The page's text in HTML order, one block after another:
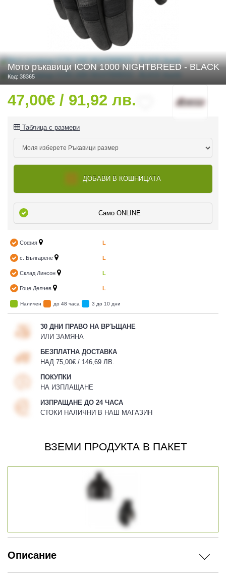
Мото ръкавици ICON 1000 NIGHTBREED - BLACK
Код: 38365
47,00€ / 91,92 лв.
Таблица с размери
ДОБАВИ В КОШНИЦАТА
Само ONLINE
София L
с. Българене L
Склад Линсон L
Гоце Делчев L
Наличен до 48 часа 3 до 10 дни
30 ДНИ ПРАВО НА ВРЪЩАНЕ
ИЛИ ЗАМЯНА
БЕЗПЛАТНА ДОСТАВКА
НАД 75,00€ / 146,69 ЛВ.
ПОКУПКИ
НА ИЗПЛАЩАНЕ
ИЗПРАЩАНЕ ДО 24 ЧАСА
СТОКИ НАЛИЧНИ В НАШ МАГАЗИН
ВЗЕМИ ПРОДУКТА В ПАКЕТ
Описание